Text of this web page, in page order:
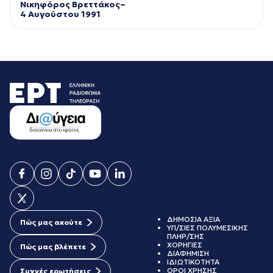
Νικηφόρος Βρεττάκος–
4 Αυγούστου 1991
Πώς μας ακούτε
Πώς μας βλέπετε
Συχνές ερωτήσεις
ΔΗΜΟΣΙΑ ΑΞΙΑ
ΥΠ/ΣΙΕΣ ΠΟΛΥΜΕΣΙΚΗΣ
ΠΛΗΡ/ΣΗΣ
ΧΟΡΗΓΙΕΣ
ΔΙΑΦΗΜΙΣΗ
ΙΔΙΩΤΙΚΟΤΗΤΑ
ΟΡΟΙ ΧΡΗΣΗΣ